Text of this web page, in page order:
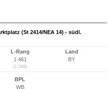
(St 2414/NEA 14) - südl.
L-Rang
1.461
(1.048)
Land
BY
BPL
WB